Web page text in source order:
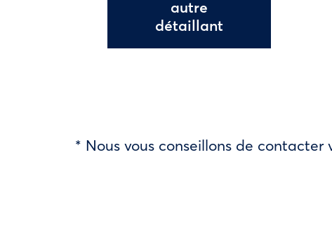
autre
détaillant
* Nous vous conseillons de